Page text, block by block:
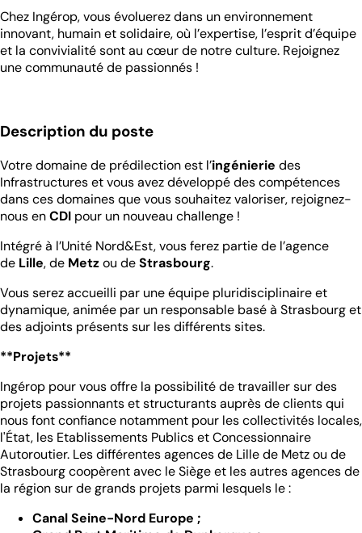
Chez Ingérop, vous évoluerez dans un environnement
innovant, humain et solidaire, où l’expertise, l’esprit d’équipe
et la convivialité sont au cœur de notre culture. Rejoignez
une communauté de passionnés !
Description du poste
Votre domaine de prédilection est l’ingénierie des
Infrastructures et vous avez développé des compétences
dans ces domaines que vous souhaitez valoriser, rejoignez-
nous enCDI pour un nouveau challenge !
Intégré à l’Unité Nord&Est, vous ferez partie de l’agence
de Lille, de Metzou deStrasbourg.
Vous serez accueilli par une équipe pluridisciplinaire et
dynamique, animée par un responsable basé à Strasbourg et
des adjoints présents sur les différents sites.
**Projets**
Ingérop pour vous offre la possibilité de travailler sur des
projets passionnants et structurants auprès de clients qui
nous font confiance notamment pour les collectivités locales,
l'État, les Etablissements Publics et Concessionnaire
Autoroutier. Les différentes agences de Lille de Metz ou de
Strasbourg coopèrent avec le Siège et les autres agences de
la région sur de grands projets parmi lesquels le :
Canal Seine-Nord Europe ;